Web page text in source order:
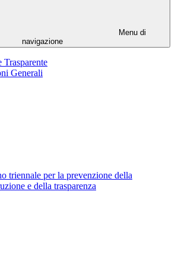
Menu di
navigazione
Generali
triennale per la prevenzione della
e della trasparenza